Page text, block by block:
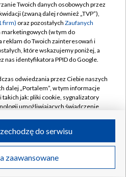
TVP
prywatności
zgody
Pomoc
Kontakt
Kanały
S.A. w likwidacji
Twoich danych osobowych przez
(zwaną dalej również „TVP”),
firm) oraz pozostałych Zaufanych
marketingowych (w tym do
reklam do Twoich zainteresowań i
które wskazujemy poniżej, a
nas identyfikatora PPID do Google.
odwiedzania przez Ciebie naszych
dalej „Portalem”, w tym informacje
jak: pliki cookie, sygnalizatory
umożliwiających świadczenie
odwiedzania przez Ciebie
takie jak adresy IP, identyfikatory
zaawansowane
do serwisu